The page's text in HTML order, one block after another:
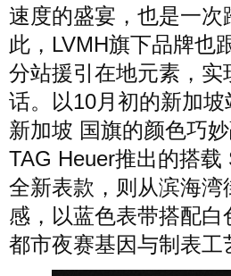
速度的盛宴，也是一
此，LVMH旗下品牌也
分站援引在地元素，
话。以10月初的新加
新加坡 国旗的颜色巧
TAG Heuer推出的搭
全新表款，则从滨海
感，以蓝色表带搭配
都市夜赛基因与制表工